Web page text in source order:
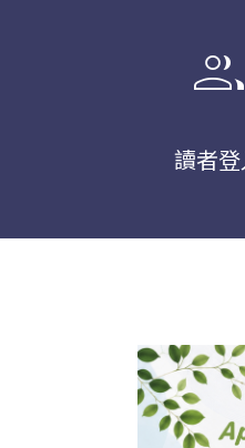
group
讀者登